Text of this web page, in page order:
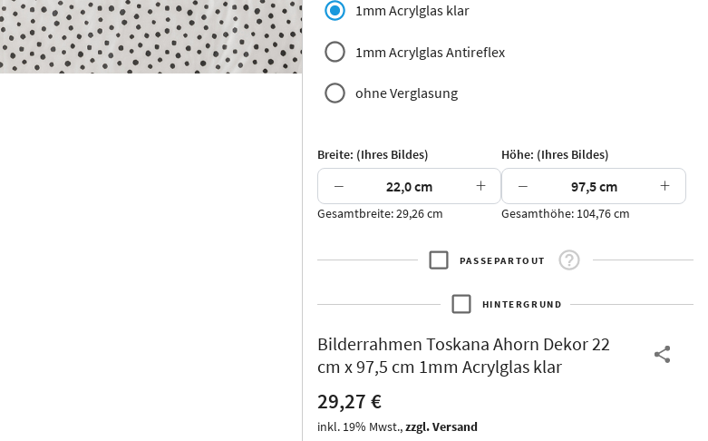
Jersey Dauphine
Arran Luzern Andros Attika
Thurgau
Thurgau
*Canvas*
Burgund
Kunststoff
1mm Acrylglas klar
1mm Acrylglas Antireflex
ohne Verglasung
Breite: (Ihres Bildes)
− +
Gesamtbreite: 29,26 cm
Höhe: (Ihres Bildes)
− +
Gesamthöhe: 104,76 cm
PASSEPARTOUT
HINTERGRUND
Bilderrahmen Toskana Ahorn Dekor 22
cm x 97,5 cm 1mm Acrylglas klar
29,27 €
inkl. 19% Mwst.,zzgl. Versand